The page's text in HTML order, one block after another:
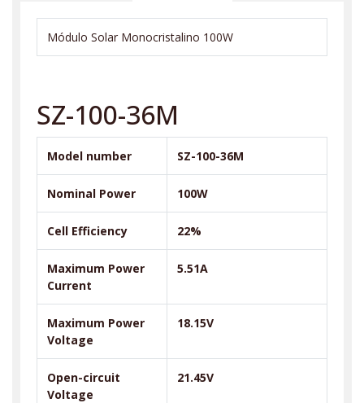
Módulo Solar Monocristalino 100W
SZ-100-36M
Model number SZ-100-36M
Nominal Power 100W
Cell Efficiency 22%
Maximum Power
Current
5.51A
Maximum Power
Voltage
18.15V
Open-circuit
Voltage
21.45V